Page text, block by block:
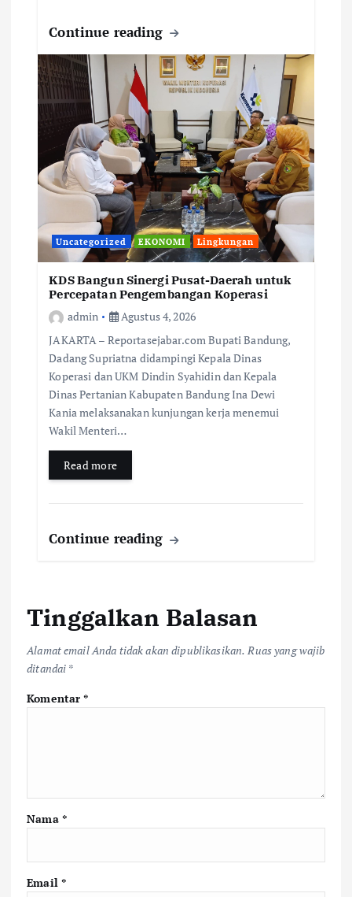
Continue reading
Uncategorized EKONOMI Lingkungan
KDS Bangun Sinergi Pusat-Daerah untuk
Percepatan Pengembangan Koperasi
admin
Agustus 4, 2026
JAKARTA – Reportasejabar.com Bupati Bandung,
Dadang Supriatna didampingi Kepala Dinas
Koperasi dan UKM Dindin Syahidin dan Kepala
Dinas Pertanian Kabupaten Bandung Ina Dewi
Kania melaksanakan kunjungan kerja menemui
Wakil Menteri…
Read more
Continue reading
Tinggalkan Balasan
Alamat email Anda tidak akan dipublikasikan. Ruas yang wajib
ditandai *
Komentar*
Nama *
Email *